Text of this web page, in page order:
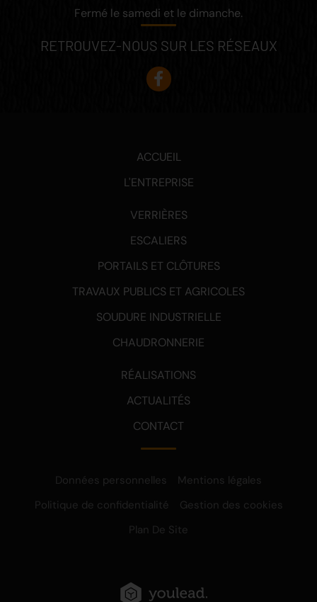
Fermé le samedi et le dimanche.
RETROUVEZ-NOUS SUR LES RÉSEAUX
ACCUEIL
L'ENTREPRISE
VERRIÈRES
ESCALIERS
PORTAILS ET CLÔTURES
TRAVAUX PUBLICS ET AGRICOLES
SOUDURE INDUSTRIELLE
CHAUDRONNERIE
RÉALISATIONS
ACTUALITÉS
CONTACT
Données personnelles
Mentions légales
Politique de confidentialité
Gestion des cookies
Plan De Site